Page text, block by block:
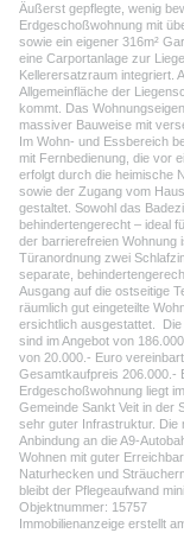
Äußerst gepflegte, wenig
Erdgeschoßwohnung mit
sowie ein eigener 316m²
eine Carportanlage zur
Kellerersatzraum integriert.
Allgemeinfläche der
kommt. Das
massiver Bauweise mit
Im Wohn- und Essbereich
mit Fernbedienung, die vor
erfolgt durch die heimische
sowie der Zugang vom
gestaltet. Sowohl das
behindertengerecht – ideal
der barrierefreien Wohnung
Türanordnung zwei
separate,
Ausgang auf die ostseitige
räumlich gut eingeteilte
ersichtlich ausgestattet. Die
sind im Angebot von
von 20.000.- Euro
Gesamtkaufpreis 206.000.-
Erdgeschoßwohnung liegt
Gemeinde Sankt Veit in der
sehr guter Infrastruktur. Die
Anbindung an die A9-
Wohnen mit guter
Naturhecken und
bleibt der Pflegeaufwand
Objektnummer: 15757
Immobilienanzeige erstellt